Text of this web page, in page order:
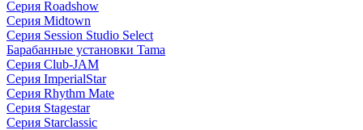
Серия Roadshow
Серия Midtown
Серия Session Studio Select
Барабанные установки Tama
Серия Club-JAM
Серия ImperialStar
Серия Rhythm Mate
Серия Stagestar
Серия Starclassic